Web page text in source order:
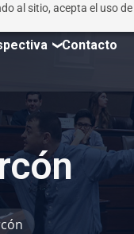
al sitio, acepta el uso
Contacto
cón